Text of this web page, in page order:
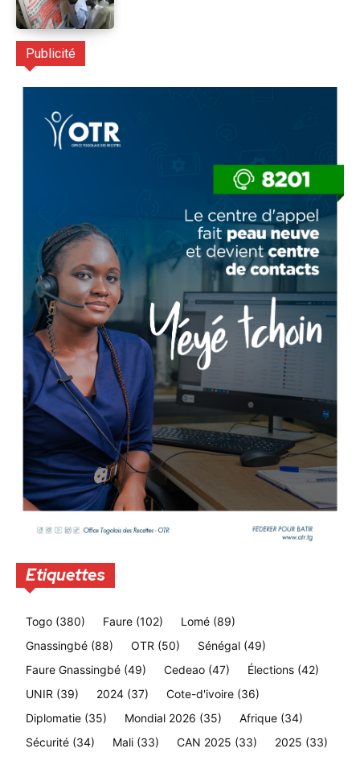
Publicité
Etiquettes
Togo (380) Faure (102) Lomé (89)
Gnassingbé (88) OTR (50) Sénégal (49)
Faure Gnassingbé (49) Cedeao (47) Élections (42)
UNIR (39) 2024 (37) Cote-d'ivoire (36)
Diplomatie (35) Mondial 2026 (35) Afrique (34)
Sécurité (34) Mali (33) CAN 2025 (33) 2025 (33)